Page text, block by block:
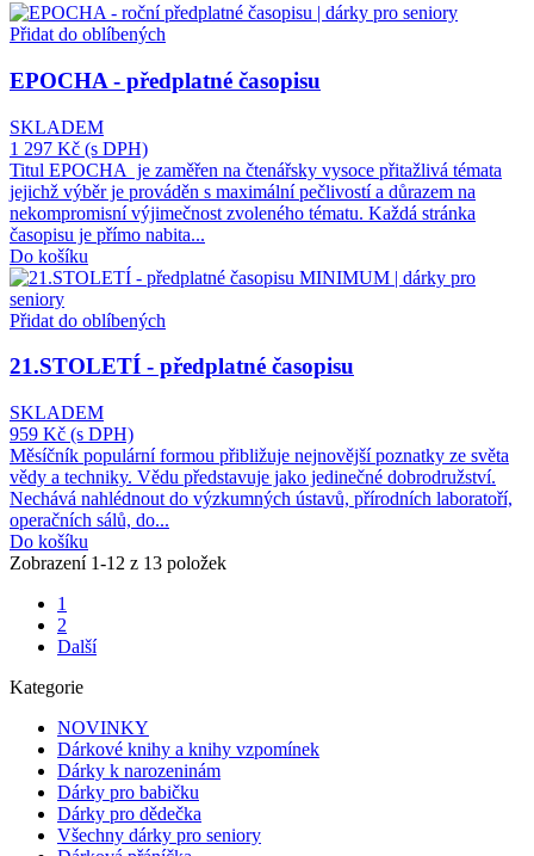
Přidat do oblíbených
EPOCHA - předplatné časopisu
SKLADEM
1 297 Kč (s DPH)
Titul EPOCHA je zaměřen na čtenářsky vysoce přitažlivá témata
jejichž výběr je prováděn s maximální pečlivostí a důrazem na
nekompromisní výjimečnost zvoleného tématu. Každá stránka
časopisu je přímo nabita...
Do košíku
Přidat do oblíbených
21.STOLETÍ - předplatné časopisu
SKLADEM
959 Kč (s DPH)
Měsíčník populární formou přibližuje nejnovější poznatky ze světa
vědy a techniky. Vědu představuje jako jedinečné dobrodružství.
Nechává nahlédnout do výzkumných ústavů, přírodních laboratoří,
operačních sálů, do...
Do košíku
Zobrazení 1-12 z 13 položek
1
2
Další
Kategorie
NOVINKY
Dárkové knihy a knihy vzpomínek
Dárky k narozeninám
Dárky pro babičku
Dárky pro dědečka
Všechny dárky pro seniory